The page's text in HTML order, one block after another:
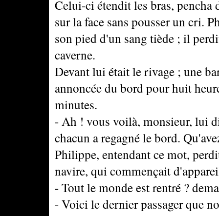
Celui-ci étendit les bras, pencha
sur la face sans pousser un cri.
son pied d'un sang tiède ; il
caverne.
Devant lui était le rivage ; une
annoncée du bord pour huit
minutes.
- Ah ! vous voilà, monsieur, lui
chacun a regagné le bord.
Philippe, entendant ce mot,
navire, qui commençait
- Tout le monde est rentré ?
- Voici le dernier passager que